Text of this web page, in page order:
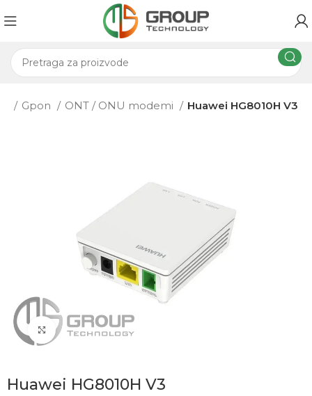
Gpon ONT / ONU modemi Huawei HG8010H V3
Click to enlarge
Huawei HG8010H V3